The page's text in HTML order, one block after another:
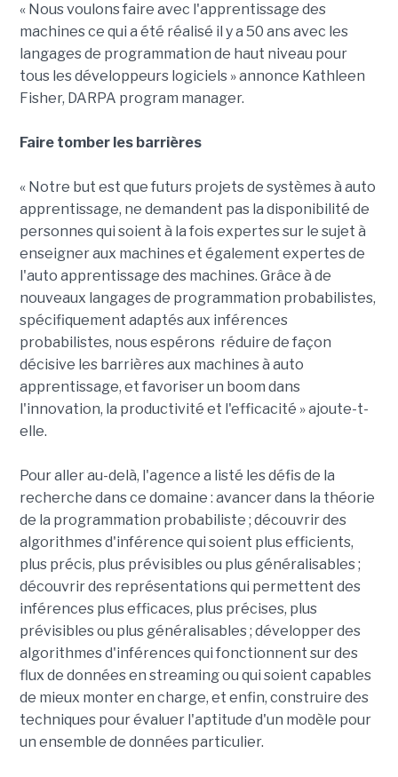
« Nous voulons faire avec l'apprentissage des
machines ce qui a été réalisé il y a 50 ans avec les
langages de programmation de haut niveau pour
tous les développeurs logiciels » annonce Kathleen
Fisher, DARPA program manager.
Faire tomber les barrières
« Notre but est que futurs projets de systèmes à auto
apprentissage, ne demandent pas la disponibilité de
personnes qui soient à la fois expertes sur le sujet à
enseigner aux machines et également expertes de
l'auto apprentissage des machines. Grâce à de
nouveaux langages de programmation probabilistes,
spécifiquement adaptés aux inférences
probabilistes, nous espérons réduire de façon
décisive les barrières aux machines à auto
apprentissage, et favoriser un boom dans
l'innovation, la productivité et l'efficacité » ajoute-t-
elle.
Pour aller au-delà, l'agence a listé les défis de la
recherche dans ce domaine : avancer dans la théorie
de la programmation probabiliste ; découvrir des
algorithmes d'inférence qui soient plus efficients,
plus précis, plus prévisibles ou plus généralisables ;
découvrir des représentations qui permettent des
inférences plus efficaces, plus précises, plus
prévisibles ou plus généralisables ; développer des
algorithmes d'inférences qui fonctionnent sur des
flux de données en streaming ou qui soient capables
de mieux monter en charge, et enfin, construire des
techniques pour évaluer l'aptitude d'un modèle pour
un ensemble de données particulier.